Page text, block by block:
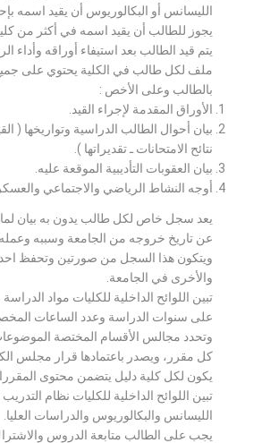
الليسانس أو البكالوريوس أن يقيد اسمه
يجوز للطالب أن يقيد اسمه في أكثر من
يتم قيد الطالب بعد استيفاء أوراقه وأداء
ملف لكل طالب في الكلية يحتوي على جميع
بالطالب وعلى الأخص :
الأوراق المقدمة لإجراء القيد.
بيان أحوال الطالب الدراسية وتواريخها (
نتائح الامتحانات ـ تقديراتها ).
بيان العقوبات التأديبية الموقعة عليه.
أوجه النشاط الرياضي والاجتماعي
يعد سجل خاص لكل طالب يدون به بيان لما
عن تاريخ خروجه من الجامعة وسببه وعمله
ويتكون هذا السجل من صورتين وتحفظ
والأخرى في الجامعة.
تبين اللوائح الداخلية للكليات مواد
على سنوات الدراسة وعدد الساعات
وتحدد مجالس الأقسام المختصة
كل مقرر، ويصدر باعتمادها قرار مجلس
يكون لكل كلية دليل يتضمن محتوى
تبين اللوائح الداخلية للكليات نظام
الليسانس والبكالوريوس والدراسات العليا.
يجب على الطالب متابعة الدروس